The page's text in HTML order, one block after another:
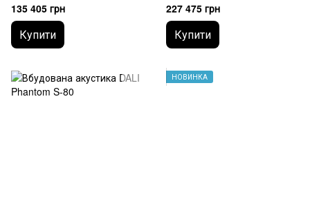
135 405 грн
Купити
227 475 грн
Купити
НОВИНКА